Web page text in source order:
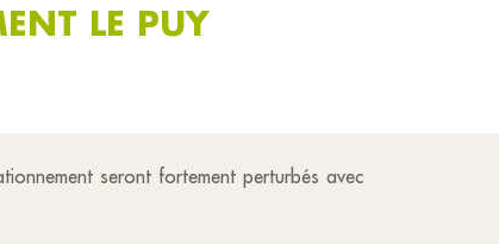
LE PUY
seront fortement perturbés avec